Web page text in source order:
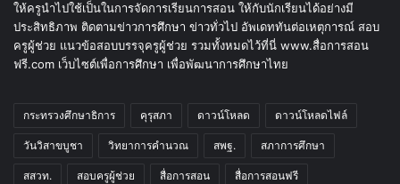
ให้ครูนำไปใช้เป็นในการจัดการเรียนการสอน ให้กับนักเรียนได้อย่างมี
ประสิทธิภาพ ติดตามข่าวการศึกษา ข่าวทั่วไป อัพเดททันต่อเหตุการณ์ สอบ
ครูผู้ช่วย แนวข้อสอบบรรจุครูผู้ช่วย รวมทั้งหมดไว้ที่นี่ www.สื่อการสอน
ฟรี.com เว็บไซต์เพื่อการศึกษา เพื่อพัฒนาการศึกษาไทย
กระทรวงศึกษาธิการ คุรุสภา ดาวน์โหลด ดาวน์โหลดไฟล์
วันวิสาขบูชา วิทยาการคำนวณ สพฐ. สภาการศึกษา
สสวท. สอบครูผู้ช่วย สื่อการสอน สื่อการสอนฟรี